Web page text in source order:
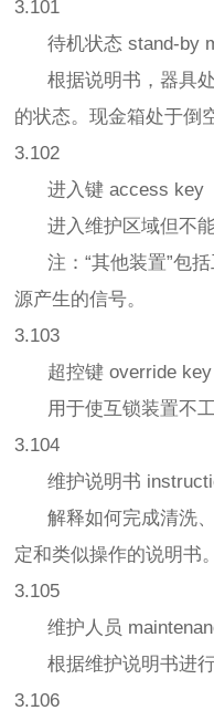
3.101
待机状态 stand-by
根据说明书，器具处
的状态。现金箱处于倒
3.102
进入键 access key
进入维护区域但不能
注：“其他装置”包括
源产生的信号。
3.103
超控键 override key
用于使互锁装置不工
3.104
维护说明书
解释如何完成清洗、
定和类似操作的说明书。
3.105
维护人员
根据维护说明书进行
3.106